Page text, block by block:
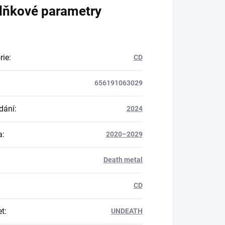
parametry
: CD
656191063029
: 2024
: 2020–2029
Death metal
CD
: UNDEATH